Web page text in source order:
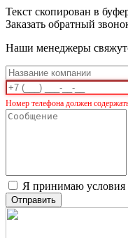
Текст скопирован в
Заказать обратный
Наши менеджеры
Номер телефона должен
Я принимаю условия
Отправить